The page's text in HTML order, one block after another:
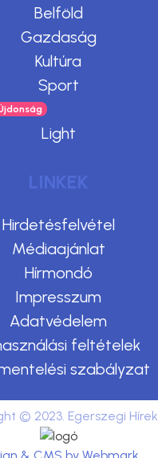
Belföld
Gazdaság
Kultúra
Sport
Light
LINKEK
Hirdetésfelvétel
Médiaajánlat
Hírmondó
Impresszum
Adatvédelem
feltételek
szabályzat
© 2023. Egerszegi Hírek